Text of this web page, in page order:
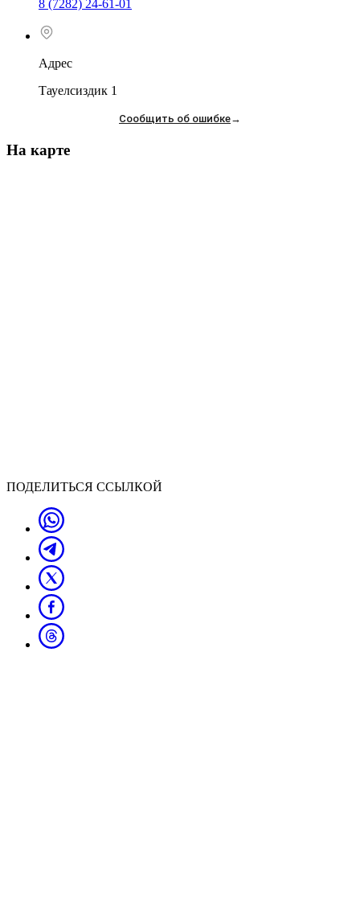
8 (7282) 24-61-01
Адрес
Тауелсиздик 1
Сообщить об ошибке→
На карте
ПОДЕЛИТЬСЯ ССЫЛКОЙ